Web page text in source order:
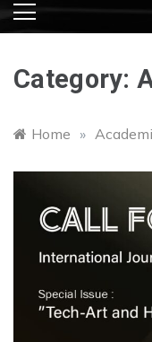
Category:
Home »